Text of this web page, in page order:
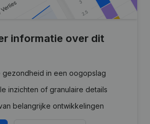
informatie over dit
gezondheid in een oogopslag
inzichten of granulaire details
belangrijke ontwikkelingen